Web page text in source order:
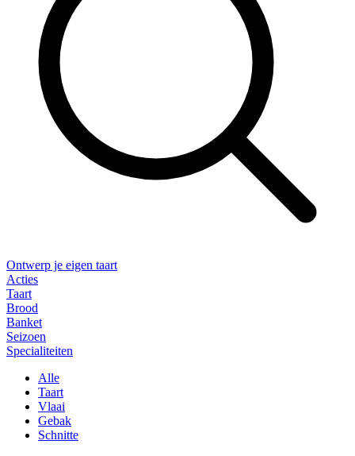
Ontwerp je eigen taart
Acties
Taart
Brood
Banket
Seizoen
Specialiteiten
Alle
Taart
Vlaai
Gebak
Schnitte